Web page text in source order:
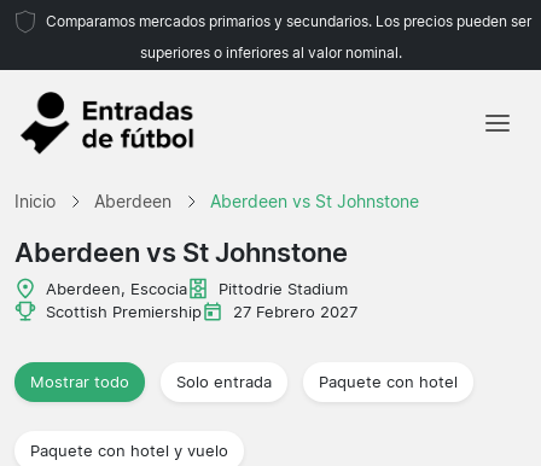
Comparamos mercados primarios y secundarios. Los precios pueden ser
superiores o inferiores al valor nominal.
Agencias de viajes
Inicio Aberdeen Aberdeen vs St Johnstone
Aberdeen vs St Johnstone
Aberdeen, Escocia
Pittodrie Stadium
Scottish Premiership
27 Febrero 2027
Mostrar todo Solo entrada Paquete con hotel
Paquete con hotel y vuelo